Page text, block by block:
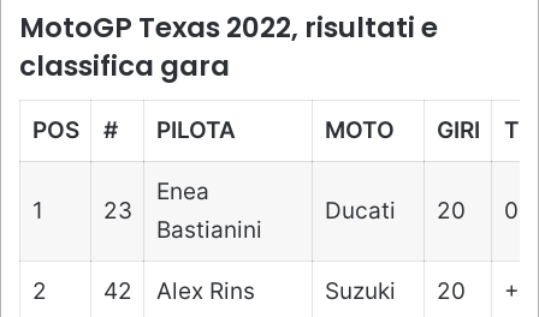
MotoGP Texas 2022, risultati e
classifica gara
POS # PILOTA MOTO GIRI
1 23
Enea
Bastianini
Ducati 20
2 42 Alex Rins Suzuki 20